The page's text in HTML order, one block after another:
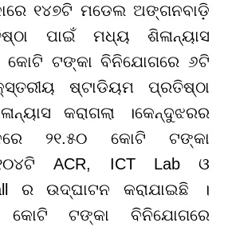
୧୪୭ଟି ମଡେଲ ଅଙ୍ଗନବାଡ଼ି
ପାଇଁ ମଧ୍ୟ ଶିଳାନ୍ୟାସ
କୋଟି ଟଙ୍କା ବିନିଯୋଗରେ ୬ଟି
ଷ୍ଟାଡିୟମ ପ୍ରତିଷ୍ଠା
କରାଗଲା ।କେନ୍ଦୁଝରର
୨୧.୫୦ କୋଟି ଟଙ୍କା
ACR, ICT Lab ଓ
ର ଉଦ୍ଘାଟନ କରାଯାଇଛି ।
କୋଟି ଟଙ୍କା ବିନିଯୋଗରେ